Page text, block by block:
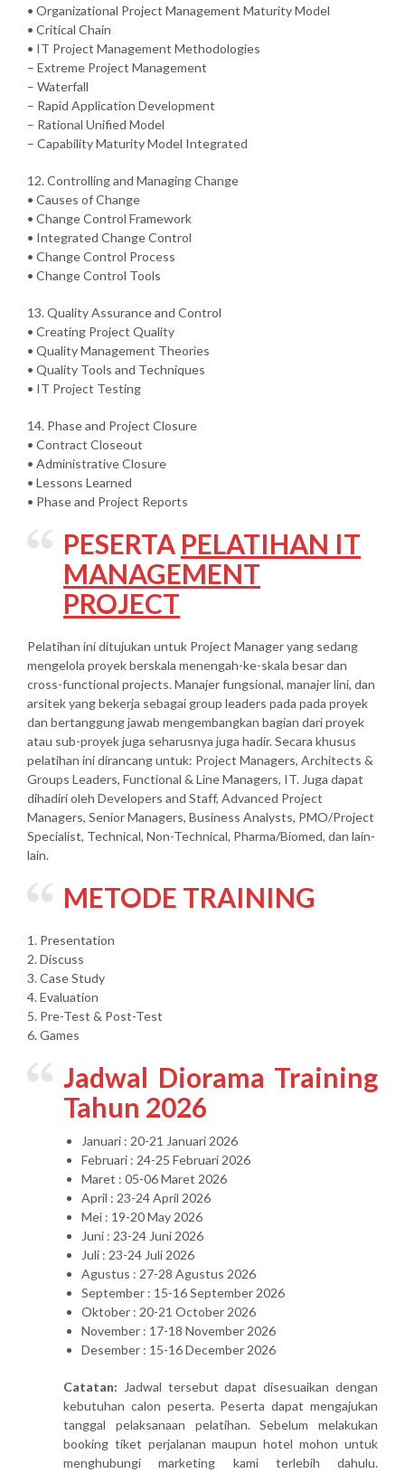
• Organizational Project Management Maturity Model
• Critical Chain
• IT Project Management Methodologies
– Extreme Project Management
– Waterfall
– Rapid Application Development
– Rational Unified Model
– Capability Maturity Model Integrated
12. Controlling and Managing Change
• Causes of Change
• Change Control Framework
• Integrated Change Control
• Change Control Process
• Change Control Tools
13. Quality Assurance and Control
• Creating Project Quality
• Quality Management Theories
• Quality Tools and Techniques
• IT Project Testing
14. Phase and Project Closure
• Contract Closeout
• Administrative Closure
• Lessons Learned
• Phase and Project Reports
PESERTA PELATIHAN IT
MANAGEMENT
PROJECT
Pelatihan ini ditujukan untuk Project Manager yang sedang
mengelola proyek berskala menengah-ke-skala besar dan
cross-functional projects. Manajer fungsional, manajer lini, dan
arsitek yang bekerja sebagai group leaders pada pada proyek
dan bertanggung jawab mengembangkan bagian dari proyek
atau sub-proyek juga seharusnya juga hadir. Secara khusus
pelatihan ini dirancang untuk: Project Managers, Architects &
Groups Leaders, Functional & Line Managers, IT. Juga dapat
dihadiri oleh Developers and Staff, Advanced Project
Managers, Senior Managers, Business Analysts, PMO/Project
Specialist, Technical, Non-Technical, Pharma/Biomed, dan lain-
lain.
METODE TRAINING
1. Presentation
2. Discuss
3. Case Study
4. Evaluation
5. Pre-Test & Post-Test
6. Games
Jadwal Diorama Training
Tahun 2026
Januari : 20-21 Januari 2026
Februari : 24-25 Februari 2026
Maret : 05-06 Maret 2026
April : 23-24 April 2026
Mei : 19-20 May 2026
Juni : 23-24 Juni 2026
Juli : 23-24 Juli 2026
Agustus : 27-28 Agustus 2026
September : 15-16 September 2026
Oktober : 20-21 October 2026
November : 17-18 November 2026
Desember : 15-16 December 2026
Catatan: Jadwal tersebut dapat disesuaikan dengan
kebutuhan calon peserta. Peserta dapat mengajukan
tanggal pelaksanaan pelatihan. Sebelum melakukan
booking tiket perjalanan maupun hotel mohon untuk
menghubungi marketing kami terlebih dahulu.